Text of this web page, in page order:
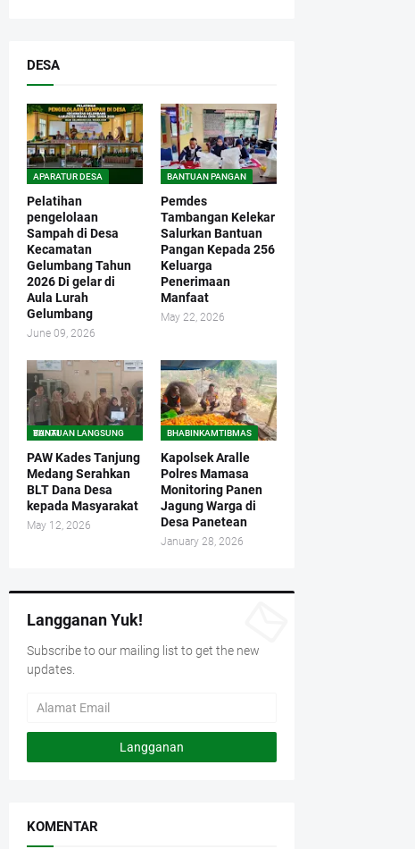
DESA
APARATUR DESA
Pelatihan
pengelolaan
Sampah di Desa
Kecamatan
Gelumbang Tahun
2026 Di gelar di
Aula Lurah
Gelumbang
June 09, 2026
BANTUAN PANGAN
Pemdes
Tambangan Kelekar
Salurkan Bantuan
Pangan Kepada 256
Keluarga
Penerimaan
Manfaat
May 22, 2026
BANTUAN LANGSUNG TUNAI
PAW Kades Tanjung
Medang Serahkan
BLT Dana Desa
kepada Masyarakat
May 12, 2026
BHABINKAMTIBMAS
Kapolsek Aralle
Polres Mamasa
Monitoring Panen
Jagung Warga di
Desa Panetean
January 28, 2026
Langganan Yuk!
Subscribe to our mailing list to get the new
updates.
KOMENTAR